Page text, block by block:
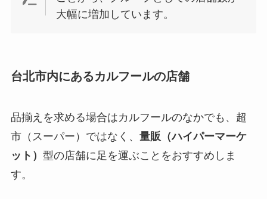
大幅に増加しています。
台北市内にあるカルフールの店舗
品揃えを求める場合はカルフールのなかでも、超
市（スーパー）ではなく、 量販（ハイパーマーケ
ット） 型の店舗に足を運ぶことをおすすめしま
す。